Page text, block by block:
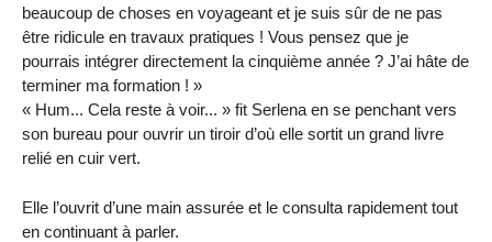
beaucoup de choses en voyageant et je suis sûr de ne pas
être ridicule en travaux pratiques ! Vous pensez que je
pourrais intégrer directement la cinquième année ? J’ai hâte de
terminer ma formation ! »
« Hum... Cela reste à voir... » fit Serlena en se penchant vers
son bureau pour ouvrir un tiroir d’où elle sortit un grand livre
relié en cuir vert.
Elle l’ouvrit d’une main assurée et le consulta rapidement tout
en continuant à parler.